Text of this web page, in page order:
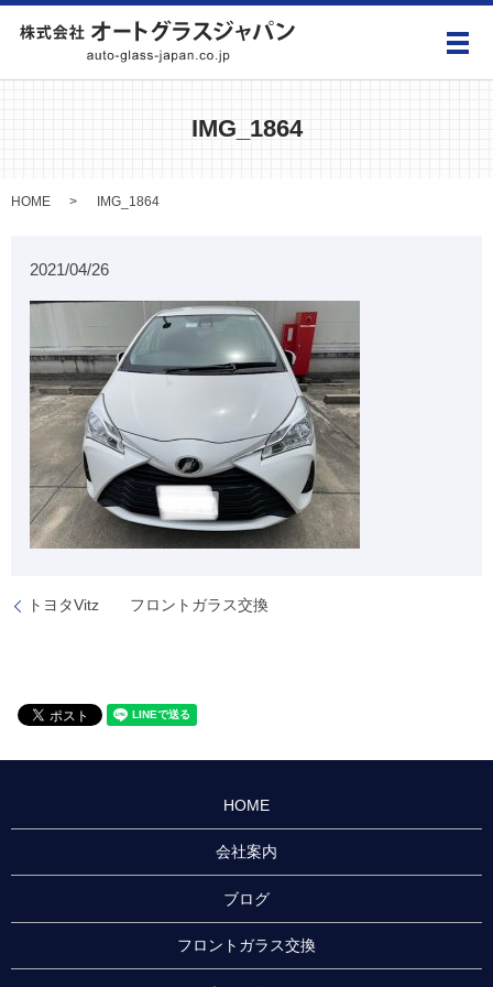
メ
IMG_1864
HOME IMG_1864
2021/04/26
トヨタVitz フロントガラス交換
HOME
会社案内
ブログ
フロントガラス交換